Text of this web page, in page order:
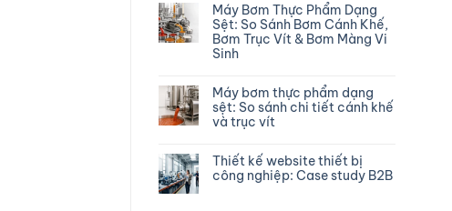
Máy Bơm Thực Phẩm Dạng
Sệt: So Sánh Bơm Cánh Khế,
Bơm Trục Vít & Bơm Màng Vi
Sinh
Máy bơm thực phẩm dạng
sệt: So sánh chi tiết cánh khế
và trục vít
Thiết kế website thiết bị
công nghiệp: Case study B2B